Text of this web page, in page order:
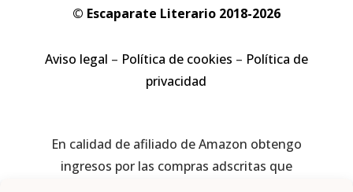
© Escaparate Literario 2018-2026
Aviso legal – Política de cookies – Política de
privacidad
En calidad de afiliado de Amazon obtengo
ingresos por las compras adscritas que